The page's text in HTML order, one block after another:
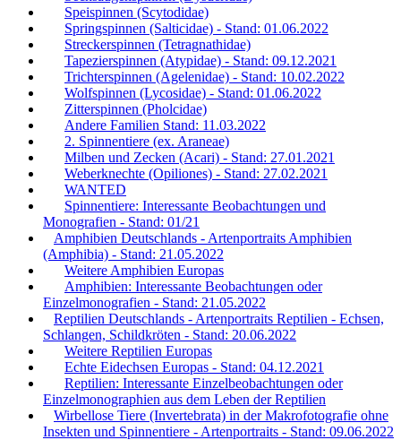
Speispinnen (Scytodidae)
Springspinnen (Salticidae) - Stand: 01.06.2022
Streckerspinnen (Tetragnathidae)
Tapezierspinnen (Atypidae) - Stand: 09.12.2021
Trichterspinnen (Agelenidae) - Stand: 10.02.2022
Wolfspinnen (Lycosidae) - Stand: 01.06.2022
Zitterspinnen (Pholcidae)
Andere Familien Stand: 11.03.2022
2. Spinnentiere (ex. Araneae)
Milben und Zecken (Acari) - Stand: 27.01.2021
Weberknechte (Opiliones) - Stand: 27.02.2021
WANTED
Spinnentiere: Interessante Beobachtungen und
Monografien - Stand: 01/21
Amphibien Deutschlands - Artenportraits Amphibien
(Amphibia) - Stand: 21.05.2022
Weitere Amphibien Europas
Amphibien: Interessante Beobachtungen oder
Einzelmonografien - Stand: 21.05.2022
Reptilien Deutschlands - Artenportraits Reptilien - Echsen,
Schlangen, Schildkröten - Stand: 20.06.2022
Weitere Reptilien Europas
Echte Eidechsen Europas - Stand: 04.12.2021
Reptilien: Interessante Einzelbeobachtungen oder
Einzelmonographien aus dem Leben der Reptilien
Wirbellose Tiere (Invertebrata) in der Makrofotografie ohne
Insekten und Spinnentiere - Artenportraits - Stand: 09.06.2022